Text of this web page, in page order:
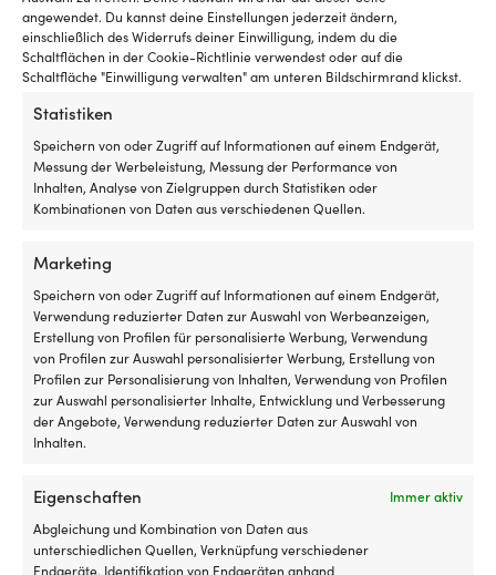
angewendet. Du kannst deine Einstellungen jederzeit ändern,
einschließlich des Widerrufs deiner Einwilligung, indem du die
Schaltflächen in der Cookie-Richtlinie verwendest oder auf die
Schaltfläche "Einwilligung verwalten" am unteren Bildschirmrand klickst.
Statistiken
Speichern von oder Zugriff auf Informationen auf einem Endgerät,
Messung der Werbeleistung, Messung der Performance von
Inhalten, Analyse von Zielgruppen durch Statistiken oder
Kombinationen von Daten aus verschiedenen Quellen.
Marketing
Speichern von oder Zugriff auf Informationen auf einem Endgerät,
Verwendung reduzierter Daten zur Auswahl von Werbeanzeigen,
Erstellung von Profilen für personalisierte Werbung, Verwendung
von Profilen zur Auswahl personalisierter Werbung, Erstellung von
Profilen zur Personalisierung von Inhalten, Verwendung von Profilen
zur Auswahl personalisierter Inhalte, Entwicklung und Verbesserung
der Angebote, Verwendung reduzierter Daten zur Auswahl von
Inhalten.
Eigenschaften
Immer aktiv
Abgleichung und Kombination von Daten aus
unterschiedlichen Quellen, Verknüpfung verschiedener
Endgeräte, Identifikation von Endgeräten anhand
11,86€
MwSt. inkl.
41 VORRÄTIG
41,30€
3 VORRÄTIG (KANN
NACHBESTELLT WERDEN)
Festmacherfeder aus Gummi
(EPDM) Forsheda Nr.3, 520 mm,
passend für Leinen Ø18 – 20
69,99€
7 VORRÄTIG (KANN
NACHBESTELLT WERDEN)
Festmacherfeder 1852-Marine,
schwarz lackierter Stahl, Ø5.5
MwSt. inkl.
NACHBESTELLT WERDEN)